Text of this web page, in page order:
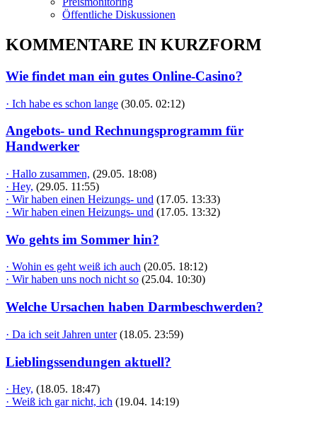
Öffentliche Diskussionen
KOMMENTARE IN KURZFORM
Wie findet man ein gutes Online-Casino?
· Ich habe es schon lange (30.05. 02:12)
Angebots- und Rechnungsprogramm für
Handwerker
· Hallo zusammen, (29.05. 18:08)
· Hey, (29.05. 11:55)
· Wir haben einen Heizungs- und (17.05. 13:33)
· Wir haben einen Heizungs- und (17.05. 13:32)
Wo gehts im Sommer hin?
· Wohin es geht weiß ich auch (20.05. 18:12)
· Wir haben uns noch nicht so (25.04. 10:30)
Welche Ursachen haben Darmbeschwerden?
· Da ich seit Jahren unter (18.05. 23:59)
Lieblingssendungen aktuell?
· Hey, (18.05. 18:47)
· Weiß ich gar nicht, ich (19.04. 14:19)